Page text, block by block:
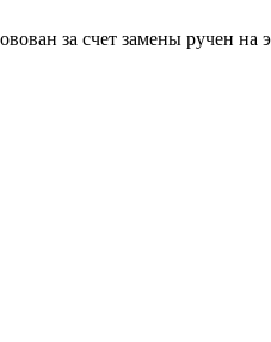
за счет замены ручен на